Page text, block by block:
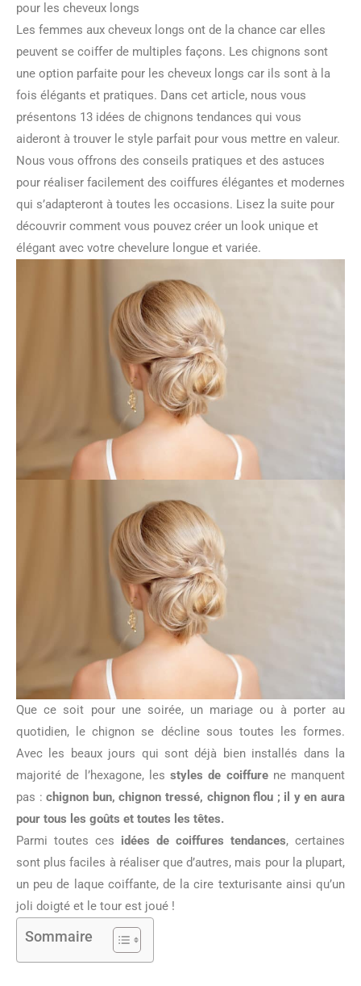
pour les cheveux longs
Les femmes aux cheveux longs ont de la chance car elles
peuvent se coiffer de multiples façons. Les chignons sont
une option parfaite pour les cheveux longs car ils sont à la
fois élégants et pratiques. Dans cet article, nous vous
présentons 13 idées de chignons tendances qui vous
aideront à trouver le style parfait pour vous mettre en valeur.
Nous vous offrons des conseils pratiques et des astuces
pour réaliser facilement des coiffures élégantes et modernes
qui s’adapteront à toutes les occasions. Lisez la suite pour
découvrir comment vous pouvez créer un look unique et
élégant avec votre chevelure longue et variée.
Que ce soit pour une soirée, un mariage ou à porter au
quotidien, le chignon se décline sous toutes les formes.
Avec les beaux jours qui sont déjà bien installés dans la
majorité de l’hexagone, les styles de coiffurene manquent
pas : chignon bun, chignon tressé, chignon flou ; il y en aura
pour tous les goûts et toutes les têtes.
Parmi toutes ces idées de coiffures tendances, certaines
sont plus faciles à réaliser que d’autres, mais pour la plupart,
un peu de laque coiffante, de la cire texturisante ainsi qu’un
joli doigté et le tour est joué !
Sommaire